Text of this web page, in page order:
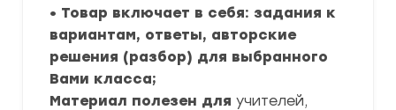
• Товар включает в себя: задания к
вариантам, ответы, авторские
решения (разбор) для выбранного
Вами класса;
Материал полезен для учителей,